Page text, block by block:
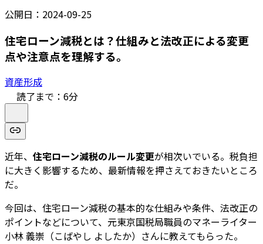
公開日： 2024-09-25
住宅ローン減税とは？仕組みと法改正による変更
点や注意点を理解する。
資産形成
読了まで： 6分
近年、 住宅ローン減税のルール変更が相次いでいる。税負担
に大きく影響するため、最新情報を押さえておきたいところ
だ。
今回は、住宅ローン減税の基本的な仕組みや条件、法改正の
ポイントなどについて、元東京国税局職員のマネーライター
小林 義崇（こばやし よしたか）さんに教えてもらった。